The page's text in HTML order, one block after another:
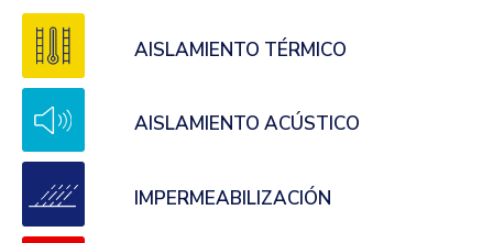
AISLAMIENTO TÉRMICO
AISLAMIENTO ACÚSTICO
IMPERMEABILIZACIÓN